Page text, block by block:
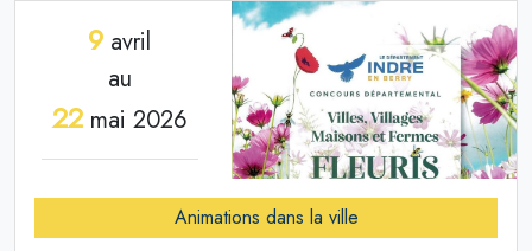
9 avril
au
22mai 2026
Animations dans la ville